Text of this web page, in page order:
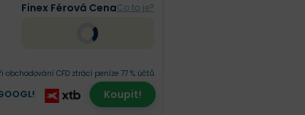
Finex Férová CenaCo to je?
obchodování CFD ztrácí peníze 77 % účtů.
Koupit!